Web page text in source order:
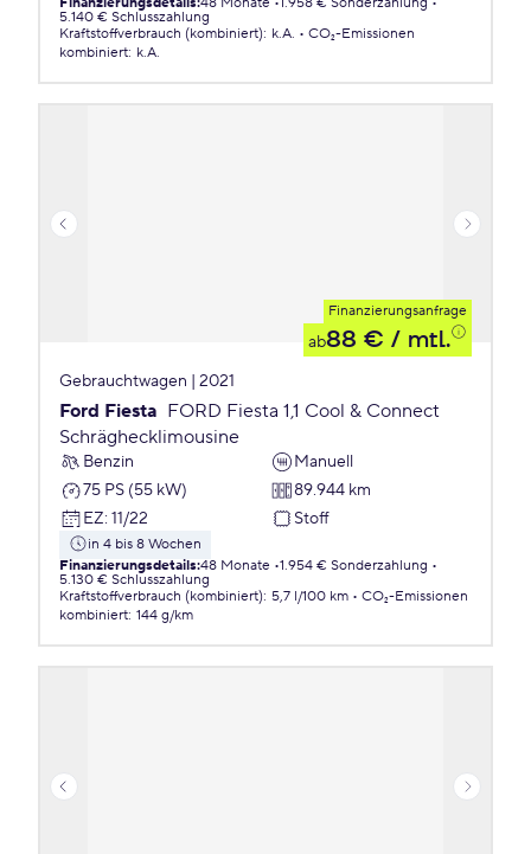
5.140 € Schlusszahlung
Kraftstoffverbrauch (kombiniert): k.A.
CO₂-Emissionen
kombiniert: k.A.
Finanzierungsanfrage
ab88 € / mtl.
Gebrauchtwagen | 2021
Ford Fiesta FORD Fiesta 1,1 Cool & Connect
Schräghecklimousine
Benzin
Manuell
75 PS (55 kW)
89.944 km
EZ: 11/22 Stoff
in 4 bis 8 Wochen
Finanzierungsdetails:48 Monate 1.954 € Sonderzahlung
5.130 € Schlusszahlung
Kraftstoffverbrauch (kombiniert): 5,7 l/100 km
CO₂-Emissionen
kombiniert: 144 g/km